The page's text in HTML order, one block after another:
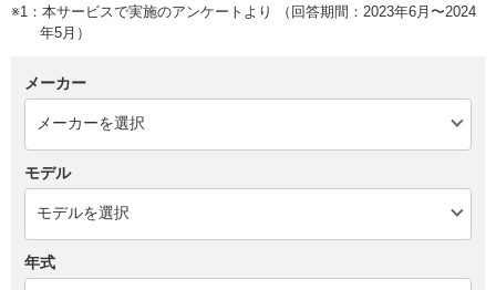
※1：本サービスで実施のアンケートより （回答期間：2023年6月〜2024
年5月）
メーカー
モデル
年式